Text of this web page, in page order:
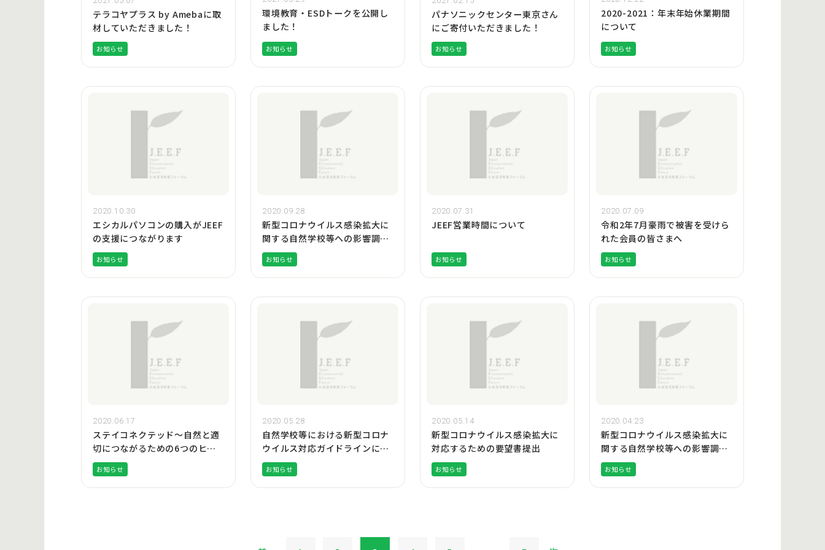
テラコヤプラス by Amebaに取
材していただきました！
お知らせ
環境教育・ESDトークを公開し
ました！
お知らせ
パナソニックセンター東京さん
にご寄付いただきました！
お知らせ
2020-2021：年末年始休業期間
について
お知らせ
2020.10.30
エシカルパソコンの購入がJEEF
の支援につながります
お知らせ
2020.09.28
新型コロナウイルス感染拡大に
関する自然学校等への影響調
査 -2020年9月版(第2弾)-の公
表お知らせ
2020.07.31
JEEF営業時間について
お知らせ
2020.07.09
令和2年7月豪雨で被害を受けら
れた会員の皆さまへ
お知らせ
2020.06.17
ステイコネクテッド〜自然と適
切につながるための6つのヒン
ト〜
お知らせ
2020.05.28
自然学校等における新型コロナ
ウイルス対応ガイドラインにつ
いて
お知らせ
2020.05.14
新型コロナウイルス感染拡大に
対応するための要望書提出
お知らせ
2020.04.23
新型コロナウイルス感染拡大に
関する自然学校等への影響調査
レポートの公表
お知らせ